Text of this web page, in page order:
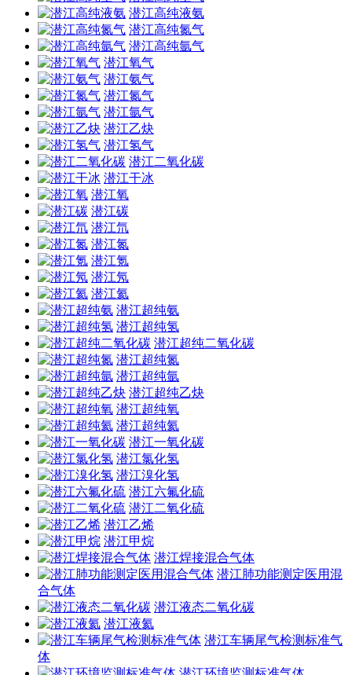
潜江高纯液氨
潜江高纯氮气
潜江高纯氩气
潜江氧气
潜江氨气
潜江氮气
潜江氩气
潜江乙炔
潜江氢气
潜江二氧化碳
潜江干冰
潜江氧
潜江碳
潜江氘
潜江氮
潜江氪
潜江氖
潜江氦
潜江超纯氨
潜江超纯氢
潜江超纯二氧化碳
潜江超纯氮
潜江超纯氩
潜江超纯乙炔
潜江超纯氧
潜江超纯氦
潜江一氧化碳
潜江氯化氢
潜江溴化氢
潜江六氟化硫
潜江二氧化硫
潜江乙烯
潜江甲烷
潜江焊接混合气体
潜江肺功能测定医用混
合气体
潜江液态二氧化碳
潜江液氦
潜江车辆尾气检测标准气
体